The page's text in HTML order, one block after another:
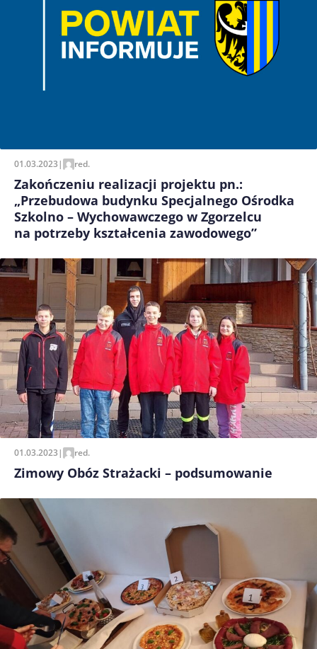
01.03.2023| red.
Zakończeniu realizacji projektu pn.:
„Przebudowa budynku Specjalnego Ośrodka
Szkolno – Wychowawczego w Zgorzelcu
na potrzeby kształcenia zawodowego”
01.03.2023| red.
Zimowy Obóz Strażacki – podsumowanie